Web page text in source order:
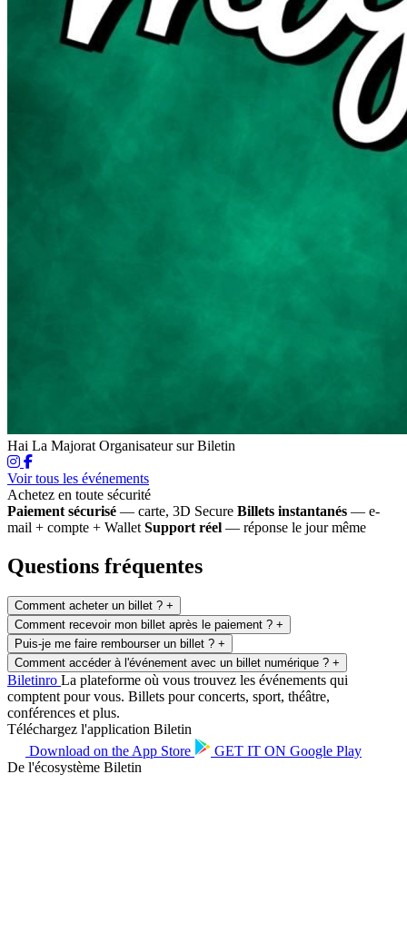
Hai La Majorat Organisateur sur Biletin
Voir tous les événements
Achetez en toute sécurité
Paiement sécurisé — carte, 3D Secure Billets instantanés — e-
mail + compte + Wallet Support réel — réponse le jour même
Questions fréquentes
Comment acheter un billet ? +
Comment recevoir mon billet après le paiement ? +
Puis-je me faire rembourser un billet ? +
Comment accéder à l'événement avec un billet numérique ? +
Biletinro La plateforme où vous trouvez les événements qui
comptent pour vous. Billets pour concerts, sport, théâtre,
conférences et plus.
Téléchargez l'application Biletin
Download on theApp Store GET IT ON Google Play
De l'écosystème Biletin